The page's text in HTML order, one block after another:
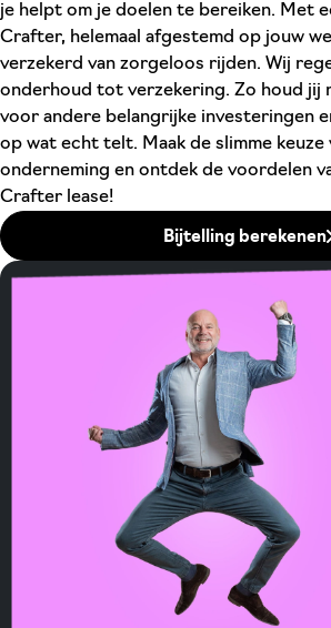
je helpt om je doelen te bereiken. Met
Crafter, helemaal afgestemd op jouw
verzekerd van zorgeloos rijden. Wij
onderhoud tot verzekering. Zo houd jij
voor andere belangrijke investeringen
op wat echt telt. Maak de slimme keuze
onderneming en ontdek de voordelen
Crafter lease!
Bijtelling berekenen